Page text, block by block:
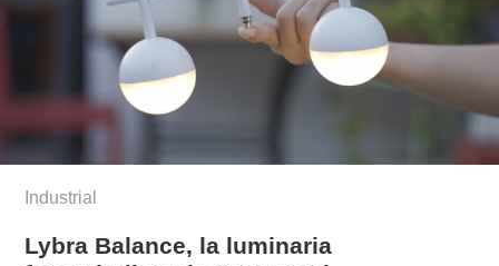
Industrial
Lybra Balance, la luminaria